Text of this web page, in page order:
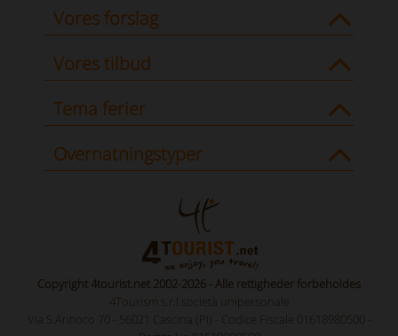
Vores forslag
Vores tilbud
Tema ferier
Overnatningstyper
Copyright 4tourist.net 2002-2026 - Alle rettigheder forbeholdes
4Tourism s.r.l società unipersonale
Via S.Antioco 70 - 56021 Cascina (PI) - Codice Fiscale 01618980500 -